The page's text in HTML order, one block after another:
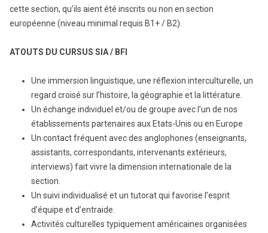
cette section, qu’ils aient été inscrits ou non en section
européenne (niveau minimal requis B1+ / B2).
ATOUTS DU CURSUS SIA / BFI
Une immersion linguistique, une réflexion interculturelle, un
regard croisé sur l’histoire, la géographie et la littérature.
Un échange individuel et/ou de groupe avec l’un de nos
établissements partenaires aux Etats-Unis ou en Europe
Un contact fréquent avec des anglophones (enseignants,
assistants, correspondants, intervenants extérieurs,
interviews) fait vivre la dimension internationale de la
section.
Un suivi individualisé et un tutorat qui favorise l’esprit
d’équipe et d’entraide.
Activités culturelles typiquement américaines organisées